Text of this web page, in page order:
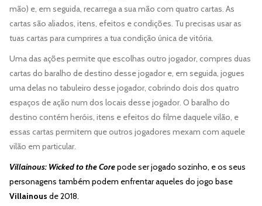
mão) e, em seguida, recarrega a sua mão com quatro cartas. As
cartas são aliados, itens, efeitos e condições. Tu precisas usar as
tuas cartas para cumprires a tua condição única de vitória.
Uma das ações permite que escolhas outro jogador, compres duas
cartas do baralho de destino desse jogador e, em seguida, jogues
uma delas no tabuleiro desse jogador, cobrindo dois dos quatro
espaços de ação num dos locais desse jogador. O baralho do
destino contém heróis, itens e efeitos do filme daquele vilão, e
essas cartas permitem que outros jogadores mexam com aquele
vilão em particular.
Villainous: Wicked to the Corepode ser jogado sozinho, e os seus
personagens também podem enfrentar aqueles do jogo base
Villainous de 2018.